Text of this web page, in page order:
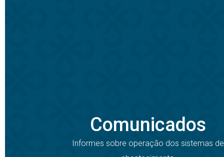
Comunicados
Informes sobre operação dos sistemas de